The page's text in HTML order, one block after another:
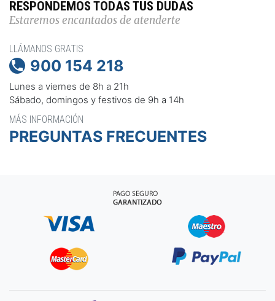
RESPONDEMOS TODAS TUS DUDAS
Estaremos encantados de atenderte
LLÁMANOS GRATIS
 900 154 218
Lunes a viernes de 8h a 21h
Sábado, domingos y festivos de 9h a 14h
MÁS INFORMACIÓN
PREGUNTAS FRECUENTES